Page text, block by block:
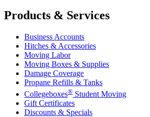
Products & Services
Business Accounts
Hitches & Accessories
Moving Labor
Moving Boxes & Supplies
Damage Coverage
Propane Refills & Tanks
Collegeboxes® Student Moving
Gift Certificates
Discounts & Specials